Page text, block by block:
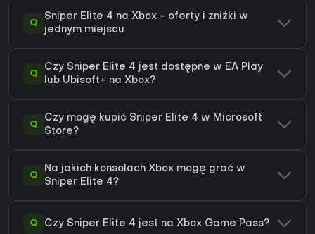
Q
Sniper Elite 4 na Xbox - oferty i zniżki w
jednym miejscu
Q
Czy Sniper Elite 4 jest dostępne w EA Play
lub Ubisoft+ na Xbox?
Q
Czy mogę kupić Sniper Elite 4 w Microsoft
Store?
Q
Na jakich konsolach Xbox mogę grać w
Sniper Elite 4?
Q Czy Sniper Elite 4 jest na Xbox Game Pass?